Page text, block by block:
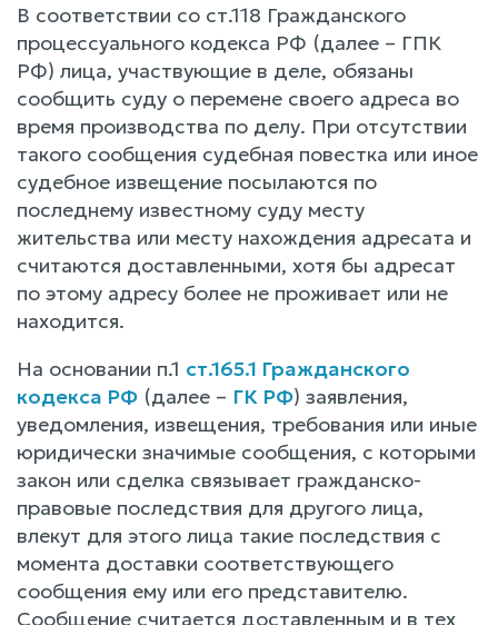
В соответствии со ст.118 Гражданского
процессуального кодекса РФ (далее – ГПК
РФ) лица, участвующие в деле, обязаны
сообщить суду о перемене своего адреса во
время производства по делу. При отсутствии
такого сообщения судебная повестка или иное
судебное извещение посылаются по
последнему известному суду месту
жительства или месту нахождения адресата и
считаются доставленными, хотя бы адресат
по этому адресу более не проживает или не
находится.
На основании п.1 ст.165.1 Гражданского
кодекса РФ (далее – ГК РФ) заявления,
уведомления, извещения, требования или иные
юридически значимые сообщения, с которыми
закон или сделка связывает гражданско-
правовые последствия для другого лица,
влекут для этого лица такие последствия с
момента доставки соответствующего
сообщения ему или его представителю.
Сообщение считается доставленным и в тех